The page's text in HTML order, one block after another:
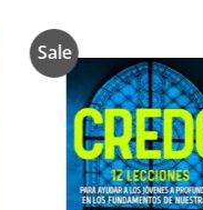
Sale